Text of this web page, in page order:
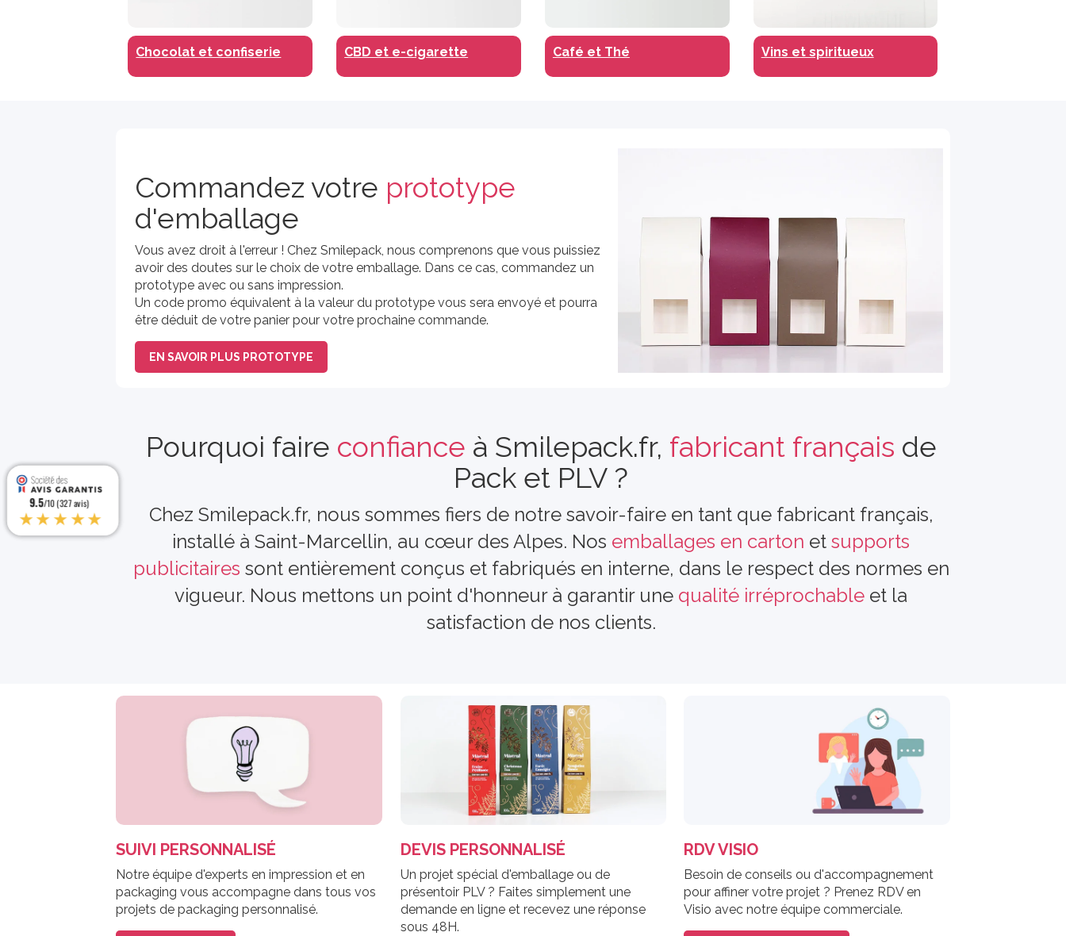
Chocolat et confiserie CBD et e-cigarette Café et Thé Vins et spiritueux
Commandez votre prototype
d'emballage
Vous avez droit à l'erreur ! Chez Smilepack, nous comprenons que vous puissiez
avoir des doutes sur le choix de votre emballage. Dans ce cas, commandez un
prototype avec ou sans impression.
Un code promo équivalent à la valeur du prototype vous sera envoyé et pourra
être déduit de votre panier pour votre prochaine commande.
EN SAVOIR PLUS PROTOTYPE
Pourquoi faire confiance à Smilepack.fr, fabricant français de
Pack et PLV ?
Chez Smilepack.fr, nous sommes fiers de notre savoir-faire en tant que fabricant français,
installé à Saint-Marcellin, au cœur des Alpes. Nos emballages en carton et supports
publicitaires sont entièrement conçus et fabriqués en interne, dans le respect des normes en
vigueur. Nous mettons un point d'honneur à garantir une qualité irréprochable et la
satisfaction de nos clients.
SUIVI PERSONNALISÉ
Notre équipe d'experts en impression et en
packaging vous accompagne dans tous vos
projets de packaging personnalisé.
DEVIS PERSONNALISÉ
Un projet spécial d'emballage ou de
présentoir PLV ? Faites simplement une
demande en ligne et recevez une réponse
sous 48H.
RDV VISIO
Besoin de conseils ou d'accompagnement
pour affiner votre projet ? Prenez RDV en
Visio avec notre équipe commerciale.
9.5/10 (327 avis)
★★★★★
9.5/10 (327 avis)
★★★★★